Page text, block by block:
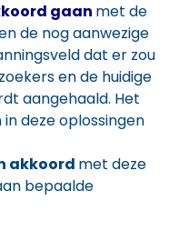
gaan met de
de nog aanwezige
dat er zou
en de huidige
aangehaald. Het
deze oplossingen
akkoord met deze
bepaalde